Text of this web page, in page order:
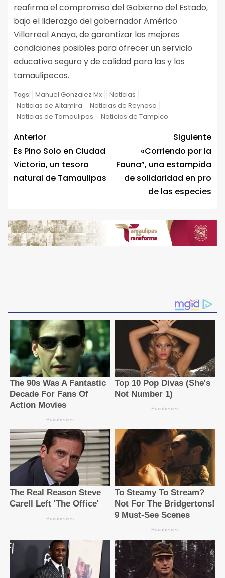
reafirma el compromiso del Gobierno del Estado,
bajo el liderazgo del gobernador Américo
Villarreal Anaya, de garantizar las mejores
condiciones posibles para ofrecer un servicio
educativo seguro y de calidad para las y los
tamaulipecos.
Tags: Manuel Gonzalez Mx
Noticias
Noticias de Altamira
Noticias de Reynosa
Noticias de Tamaulipas
Noticias de Tampico
Anterior
Es Pino Solo en Ciudad
Victoria, un tesoro
natural de Tamaulipas
Siguiente
«Corriendo por la
Fauna”, una estampida
de solidaridad en pro
de las especies